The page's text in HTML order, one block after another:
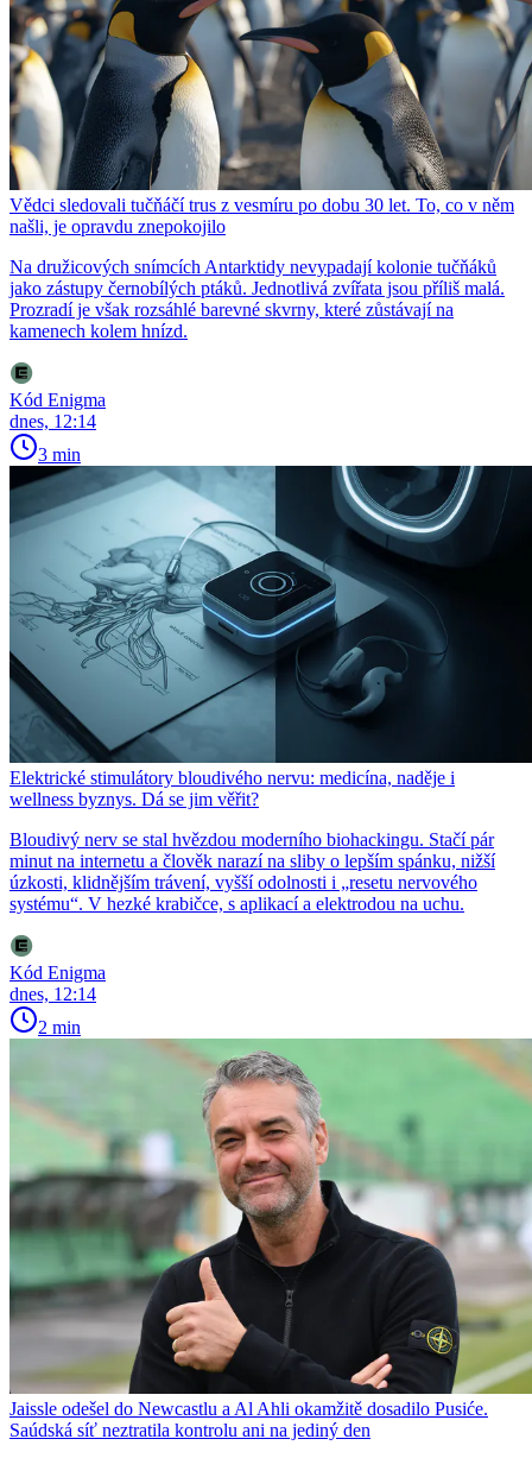
Vědci sledovali tučňáčí trus z vesmíru po dobu 30 let. To, co v něm
našli, je opravdu znepokojilo
Na družicových snímcích Antarktidy nevypadají kolonie tučňáků
jako zástupy černobílých ptáků. Jednotlivá zvířata jsou příliš malá.
Prozradí je však rozsáhlé barevné skvrny, které zůstávají na
kamenech kolem hnízd.
Kód Enigma
dnes, 12:14
3 min
Elektrické stimulátory bloudivého nervu: medicína, naděje i
wellness byznys. Dá se jim věřit?
Bloudivý nerv se stal hvězdou moderního biohackingu. Stačí pár
minut na internetu a člověk narazí na sliby o lepším spánku, nižší
úzkosti, klidnějším trávení, vyšší odolnosti i „resetu nervového
systému“. V hezké krabičce, s aplikací a elektrodou na uchu.
Kód Enigma
dnes, 12:14
2 min
Jaissle odešel do Newcastlu a Al Ahli okamžitě dosadilo Pusiće.
Saúdská síť neztratila kontrolu ani na jediný den